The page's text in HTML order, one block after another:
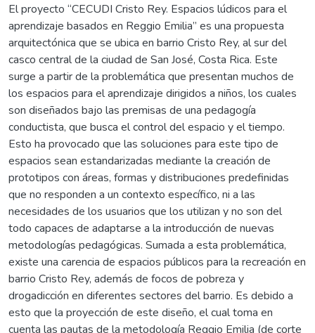
El proyecto “CECUDI Cristo Rey. Espacios lúdicos para el
aprendizaje basados en Reggio Emilia” es una propuesta
arquitectónica que se ubica en barrio Cristo Rey, al sur del
casco central de la ciudad de San José, Costa Rica. Este
surge a partir de la problemática que presentan muchos de
los espacios para el aprendizaje dirigidos a niños, los cuales
son diseñados bajo las premisas de una pedagogía
conductista, que busca el control del espacio y el tiempo.
Esto ha provocado que las soluciones para este tipo de
espacios sean estandarizadas mediante la creación de
prototipos con áreas, formas y distribuciones predefinidas
que no responden a un contexto específico, ni a las
necesidades de los usuarios que los utilizan y no son del
todo capaces de adaptarse a la introducción de nuevas
metodologías pedagógicas. Sumada a esta problemática,
existe una carencia de espacios públicos para la recreación en
barrio Cristo Rey, además de focos de pobreza y
drogadicción en diferentes sectores del barrio. Es debido a
esto que la proyección de este diseño, el cual toma en
cuenta las pautas de la metodología Reggio Emilia (de corte